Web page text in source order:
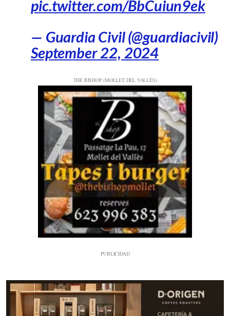
pic.twitter.com/BbCuiun9ek
— Guardia Civil (@guardiacivil)
September 22, 2024